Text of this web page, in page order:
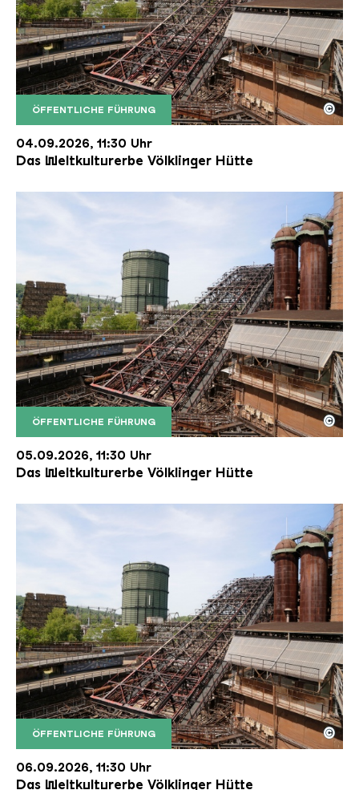
ÖFFENTLICHE FÜHRUNG
Der Erzschrägaufzug der Völklinger Hütte mit
Copyright: Weltkulturerbe Völklinger Hütte | Karl
©
04.09.2026, 11:30 Uhr
Das Weltkulturerbe Völklinger Hütte
ÖFFENTLICHE FÜHRUNG
Der Erzschrägaufzug der Völklinger Hütte mit
Copyright: Weltkulturerbe Völklinger Hütte | Karl
©
05.09.2026, 11:30 Uhr
Das Weltkulturerbe Völklinger Hütte
ÖFFENTLICHE FÜHRUNG
Der Erzschrägaufzug der Völklinger Hütte mit
Copyright: Weltkulturerbe Völklinger Hütte | Karl
©
06.09.2026, 11:30 Uhr
Das Weltkulturerbe Völklinger Hütte